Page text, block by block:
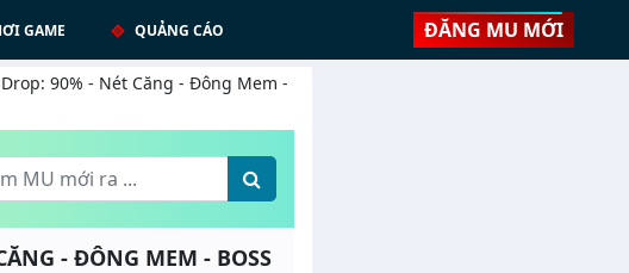
GAME QUẢNG CÁO ĐĂNG MU MỚI
90% - Nét Căng - Đông Mem -
- ĐÔNG MEM - BOSS